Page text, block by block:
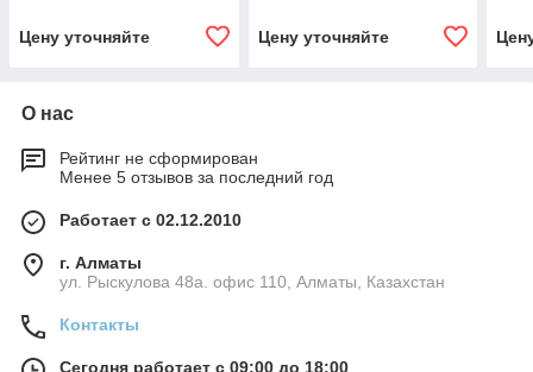
Цену уточняйте Цену уточняйте
О нас
Рейтинг не сформирован
Менее 5 отзывов за последний год
Работает с 02.12.2010
г. Алматы
ул. Рыскулова 48а. офис 110, Алматы, Казахстан
Контакты
Сегодня работает с 09:00 до 18:00